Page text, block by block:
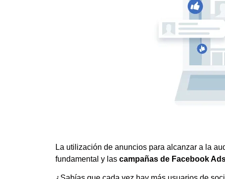
La utilización de anuncios para alcanzar a la
fundamental y las campañas de Facebook